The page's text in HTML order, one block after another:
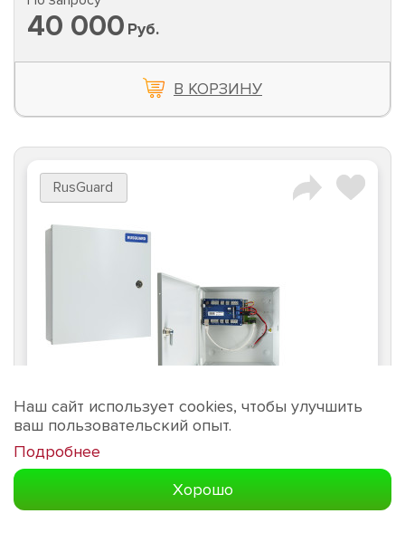
40 000 Руб.
В КОРЗИНУ
RusGuard
Артикул:
ACS-202-CE-BM (POE)
Наш сайт использует cookies, чтобы улучшить
ваш пользовательский опыт.
Подробнее
Хорошо